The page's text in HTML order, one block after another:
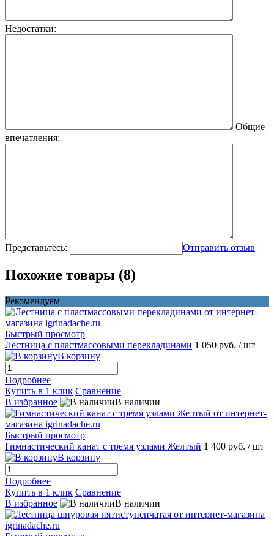
Недостатки:
Общие
впечатления:
Представьтесь: Отправить отзыв
Похожие товары (8)
Рекомендуем
Быстрый просмотр
Лестница с пластмассовыми перекладинами 1 050 руб. / шт
В корзину
Подробнее
Купить в 1 клик Сравнение
В избранное
В наличии
Быстрый просмотр
Гимнастический канат с тремя узлами Желтый 1 400 руб. / шт
В корзину
Подробнее
Купить в 1 клик Сравнение
В избранное
В наличии